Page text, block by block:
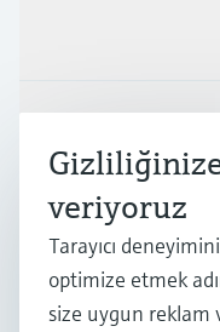
Destek
Şirket
veriyoruz
Tarayıcı
optimize etmek
size uygun reklam